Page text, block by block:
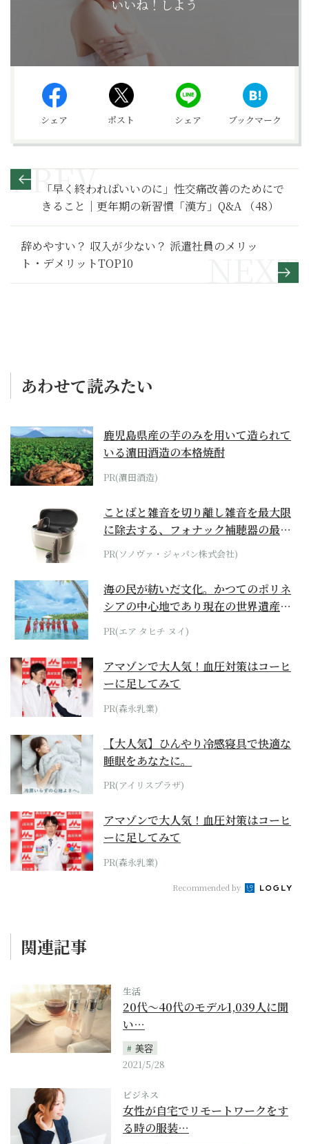
いいね！しよう
シェア ポスト シェア ブックマーク
「早く終わればいいのに」性交痛改善のためにで
きること｜更年期の新習慣「漢方」Q&A （48）
辞めやすい？ 収入が少ない？ 派遣社員のメリッ
ト・デメリットTOP10
あわせて読みたい
鹿児島県産の芋のみを用いて造られて
いる濵田酒造の本格焼酎
PR(濵田酒造)
ことばと雑音を切り離し雑音を最大限
に除去する、フォナック補聴器の最上
位モデル
PR(ソノヴァ・ジャパン株式会社)
海の民が紡いだ文化。かつてのポリネ
シアの中心地であり現在の世界遺産か
らみえてくる...
PR(エア タヒチ ヌイ)
アマゾンで大人気！血圧対策はコーヒ
ーに足してみて
PR(森永乳業)
【大人気】ひんやり冷感寝具で快適な
睡眠をあなたに。
PR(アイリスプラザ)
アマゾンで大人気！血圧対策はコーヒ
ーに足してみて
PR(森永乳業)
Recommended by
関連記事
生活
20代～40代のモデル1,039人に聞
い…
美容
2021/5/28
ビジネス
女性が自宅でリモートワークをす
る時の服装…